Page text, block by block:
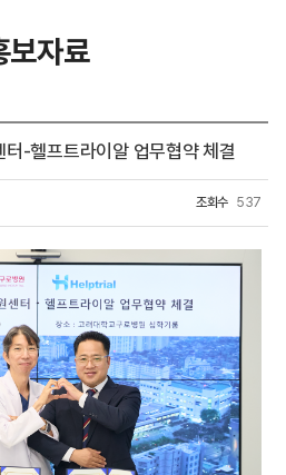
보자료
-헬프트라이알 업무협약 체결
조회수 537